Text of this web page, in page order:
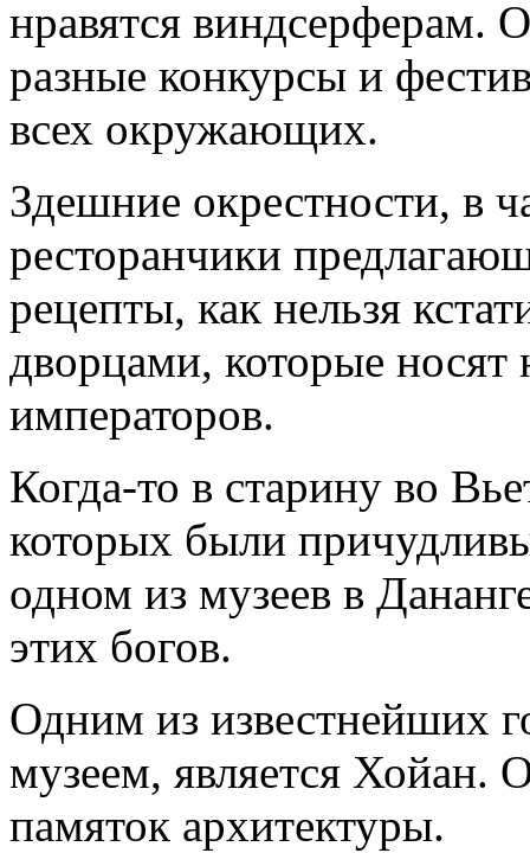
нравятся виндсерферам.
разные конкурсы и
всех окружающих.
Здешние окрестности, в
ресторанчики
рецепты, как нельзя
дворцами, которые носят
императоров.
Когда-то в старину во
которых были
одном из музеев в
этих богов.
Одним из известнейших
музеем, является Хойан.
памяток архитектуры.